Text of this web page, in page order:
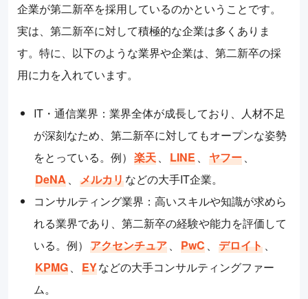
企業が第二新卒を採用しているのかということです。
実は、第二新卒に対して積極的な企業は多くありま
す。特に、以下のような業界や企業は、第二新卒の採
用に力を入れています。
IT・通信業界：業界全体が成長しており、人材不足
が深刻なため、第二新卒に対してもオープンな姿勢
をとっている。例） 楽天、 LINE、 ヤフー、
DeNA、 メルカリなどの大手IT企業。
コンサルティング業界：高いスキルや知識が求めら
れる業界であり、第二新卒の経験や能力を評価して
いる。例） アクセンチュア、 PwC、 デロイト、
KPMG、 EYなどの大手コンサルティングファー
ム。